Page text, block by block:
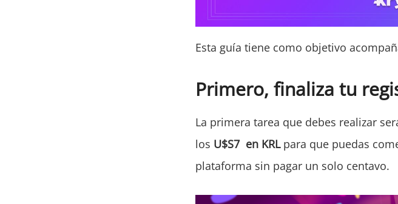
Esta guía tiene como objetivo
Primero, finaliza tu
La primera tarea que debes realizar
los U$S7 en KRLpara que puedas
plataforma sin pagar un solo centavo.